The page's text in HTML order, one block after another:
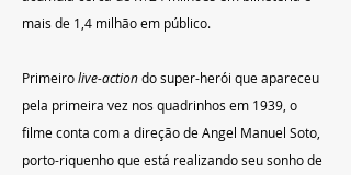
mais de 1,4 milhão em público.
Primeiro live-action do super-herói que apareceu
pela primeira vez nos quadrinhos em 1939, o
filme conta com a direção de Angel Manuel Soto,
porto-riquenho que está realizando seu sonho de